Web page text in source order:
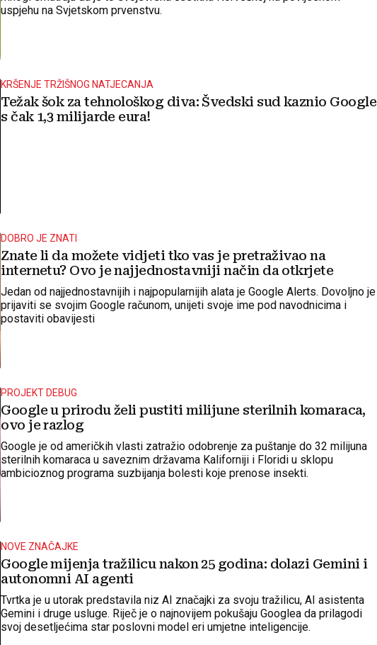
uspjehu na Svjetskom prvenstvu.
KRŠENJE TRŽIŠNOG NATJECANJA
Težak šok za tehnološkog diva: Švedski sud kaznio Google
s čak 1,3 milijarde eura!
DOBRO JE ZNATI
Znate li da možete vidjeti tko vas je pretraživao na
internetu? Ovo je najjednostavniji način da otkrjete
Jedan od najjednostavnijih i najpopularnijih alata je Google Alerts. Dovoljno je
prijaviti se svojim Google računom, unijeti svoje ime pod navodnicima i
postaviti obavijesti
PROJEKT DEBUG
Google u prirodu želi pustiti milijune sterilnih komaraca,
ovo je razlog
Google je od američkih vlasti zatražio odobrenje za puštanje do 32 milijuna
sterilnih komaraca u saveznim državama Kaliforniji i Floridi u sklopu
ambicioznog programa suzbijanja bolesti koje prenose insekti.
NOVE ZNAČAJKE
Google mijenja tražilicu nakon 25 godina: dolazi Gemini i
autonomni AI agenti
Tvrtka je u utorak predstavila niz AI značajki za svoju tražilicu, AI asistenta
Gemini i druge usluge. Riječ je o najnovijem pokušaju Googlea da prilagodi
svoj desetljećima star poslovni model eri umjetne inteligencije.